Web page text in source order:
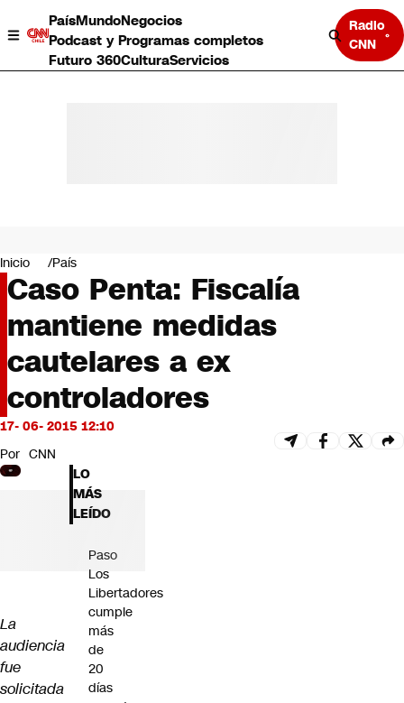
PaísMundoNegocios
Podcast y Programas completos
Futuro 360CulturaServicios
Radio
CNN
Negocios
Deportes
Programas completos
Cultura
Servicios
Bits
CNN tiempo
Futuro 360
Inicio País
Caso Penta: Fiscalía
mantiene medidas
cautelares a ex
controladores
17- 06- 2015 12:10
Por CNN
La
audiencia
fue
solicitada
LO
MÁS
LEÍDO
Paso
Los
Libertadores
cumple
más
de
20
días